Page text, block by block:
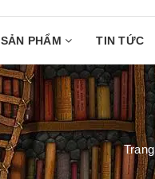
SẢN PHẨM TIN TỨC